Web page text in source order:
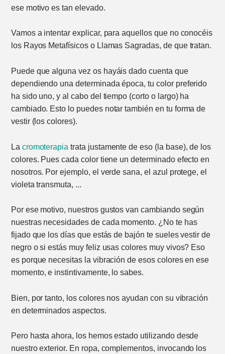
ese motivo es tan elevado.
Vamos a intentar explicar, para aquellos que no conocéis
los Rayos Metafísicos o Llamas Sagradas, de que tratan.
Puede que alguna vez os hayáis dado cuenta que
dependiendo una determinada época, tu color preferido
ha sido uno, y al cabo del tiempo (corto o largo) ha
cambiado. Esto lo puedes notar también en tu forma de
vestir (los colores).
La cromoterapia trata justamente de eso (la base), de los
colores. Pues cada color tiene un determinado efecto en
nosotros. Por ejemplo, el verde sana, el azul protege, el
violeta transmuta, ...
Por ese motivo, nuestros gustos van cambiando según
nuestras necesidades de cada momento. ¿No te has
fijado que los días que estás de bajón te sueles vestir de
negro o si estás muy feliz usas colores muy vivos? Eso
es porque necesitas la vibración de esos colores en ese
momento, e instintivamente, lo sabes.
Bien, por tanto, los colores nos ayudan con su vibración
en determinados aspectos.
Pero hasta ahora, los hemos estado utilizando desde
nuestro exterior. En ropa, complementos, invocando los